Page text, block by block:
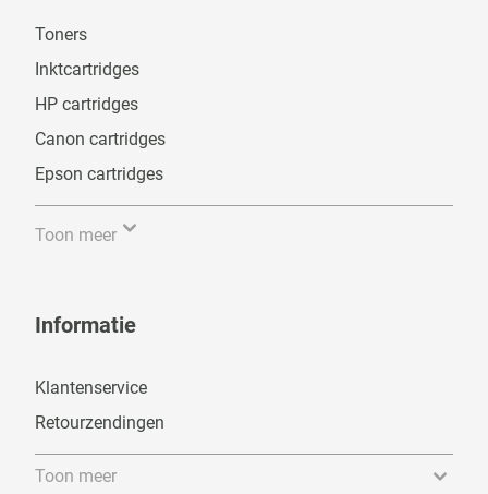
Toners
Inktcartridges
HP cartridges
Canon cartridges
Epson cartridges
Toon meer
Informatie
Klantenservice
Retourzendingen
Toon meer